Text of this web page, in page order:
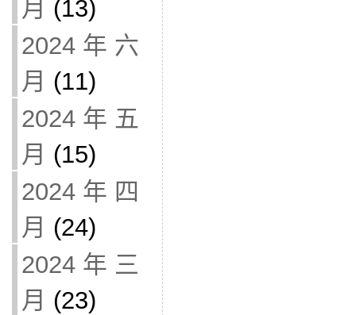
月 (13)
2024 年 六
月 (11)
2024 年 五
月 (15)
2024 年 四
月 (24)
2024 年 三
月 (23)